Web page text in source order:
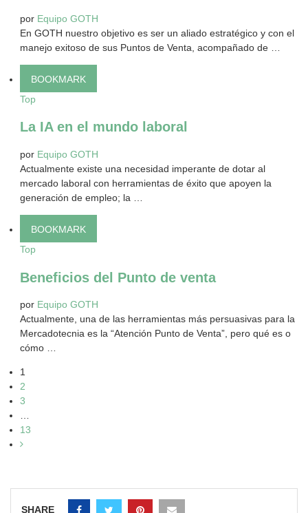
por Equipo GOTH
En GOTH nuestro objetivo es ser un aliado estratégico y con el
manejo exitoso de sus Puntos de Venta, acompañado de …
BOOKMARK
Top
La IA en el mundo laboral
por Equipo GOTH
Actualmente existe una necesidad imperante de dotar al
mercado laboral con herramientas de éxito que apoyen la
generación de empleo; la …
BOOKMARK
Top
Beneficios del Punto de venta
por Equipo GOTH
Actualmente, una de las herramientas más persuasivas para la
Mercadotecnia es la “Atención Punto de Venta”, pero qué es o
cómo …
1
2
3
13
SHARE